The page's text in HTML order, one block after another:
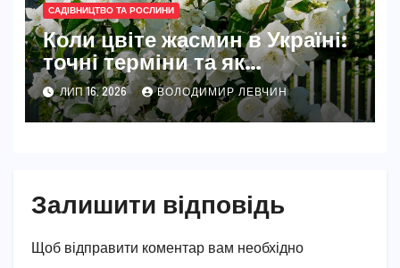
САДІВНИЦТВО ТА РОСЛИНИ
Коли цвіте жасмин в Україні:
точні терміни та як
забезпечити рясне цвітіння
ЛИП 16, 2026 ВОЛОДИМИР ЛЕВЧИН
Залишити відповідь
Щоб відправити коментар вам необхідно